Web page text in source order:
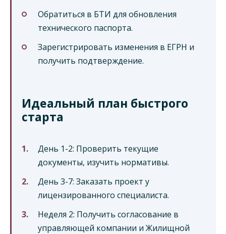
Обратиться в БТИ для обновления
технического паспорта.
Зарегистрировать изменения в ЕГРН и
получить подтверждение.
Идеальный план быстрого
старта
День 1-2: Проверить текущие
документы, изучить нормативы.
День 3-7: Заказать проект у
лицензированного специалиста.
Неделя 2: Получить согласование в
управляющей компании и Жилищной